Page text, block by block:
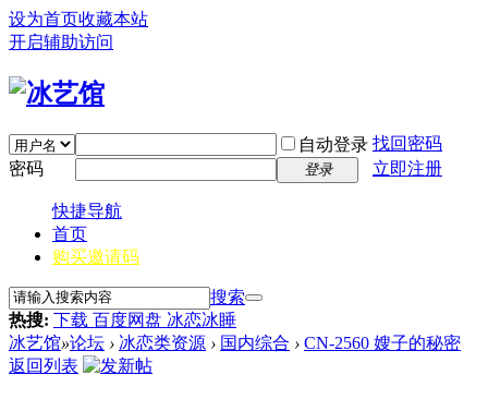
设为首页收藏本站
开启辅助访问
自动登录 找回密码
密码
登录 立即注册
快捷导航
首页
购买邀请码
搜索
热搜: 下载 百度网盘 冰恋冰睡
冰艺馆»论坛 › 冰恋类资源 › 国内综合 › CN-2560 嫂子的秘密
返回列表